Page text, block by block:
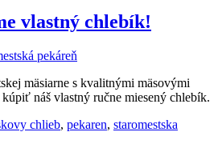
vlastný chlebík!
pekáreň
mäsiarne s kvalitnými mäsovými
náš vlastný ručne miesený chlebík.
chlieb, pekaren, staromestska